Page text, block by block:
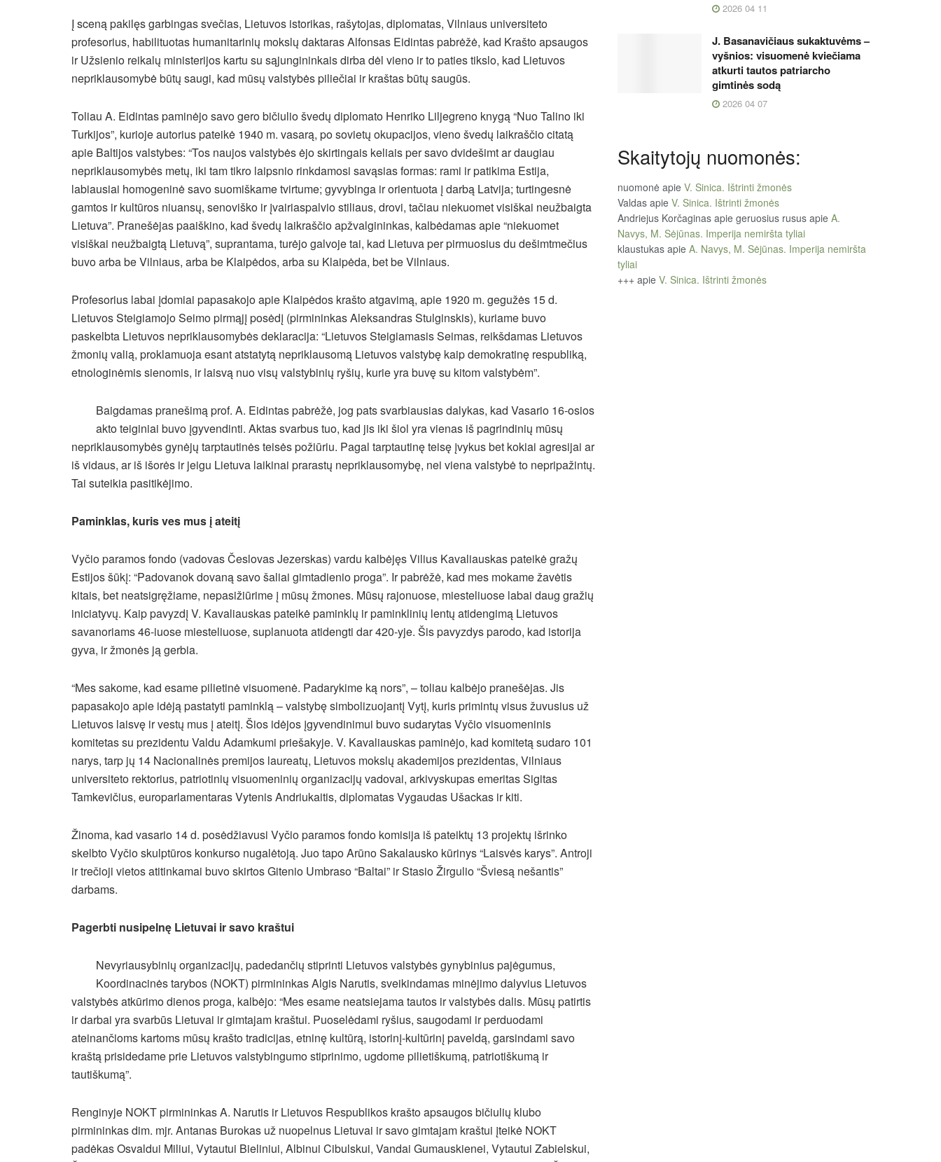
Į sceną pakilęs garbingas svečias, Lietuvos istorikas, rašytojas, diplomatas, Vilniaus universiteto
profesorius, habilituotas humanitarinių mokslų daktaras Alfonsas Eidintas pabrėžė, kad Krašto apsaugos
ir Užsienio reikalų ministerijos kartu su sąjungininkais dirba dėl vieno ir to paties tikslo, kad Lietuvos
nepriklausomybė būtų saugi, kad mūsų valstybės piliečiai ir kraštas būtų saugūs.
Toliau A. Eidintas paminėjo savo gero bičiulio švedų diplomato Henriko Liljegreno knygą “Nuo Talino iki
Turkijos”, kurioje autorius pateikė 1940 m. vasarą, po sovietų okupacijos, vieno švedų laikraščio citatą
apie Baltijos valstybes: “Tos naujos valstybės ėjo skirtingais keliais per savo dvidešimt ar daugiau
nepriklausomybės metų, iki tam tikro laipsnio rinkdamosi savąsias formas: rami ir patikima Estija,
labiausiai homogeninė savo suomiškame tvirtume; gyvybinga ir orientuota į darbą Latvija; turtingesnė
gamtos ir kultūros niuansų, senoviško ir įvairiaspalvio stiliaus, drovi, tačiau niekuomet visiškai neužbaigta
Lietuva”. Pranešėjas paaiškino, kad švedų laikraščio apžvalgininkas, kalbėdamas apie “niekuomet
visiškai neužbaigtą Lietuvą”, suprantama, turėjo galvoje tai, kad Lietuva per pirmuosius du dešimtmečius
buvo arba be Vilniaus, arba be Klaipėdos, arba su Klaipėda, bet be Vilniaus.
Profesorius labai įdomiai papasakojo apie Klaipėdos krašto atgavimą, apie 1920 m. gegužės 15 d.
Lietuvos Steigiamojo Seimo pirmąjį posėdį (pirmininkas Aleksandras Stulginskis), kuriame buvo
paskelbta Lietuvos nepriklausomybės deklaracija: “Lietuvos Steigiamasis Seimas, reikšdamas Lietuvos
žmonių valią, proklamuoja esant atstatytą nepriklausomą Lietuvos valstybę kaip demokratinę respubliką,
etnologinėmis sienomis, ir laisvą nuo visų valstybinių ryšių, kurie yra buvę su kitom valstybėm”.
Baigdamas pranešimą prof. A. Eidintas pabrėžė, jog pats svarbiausias dalykas, kad Vasario 16-osios
akto teiginiai buvo įgyvendinti. Aktas svarbus tuo, kad jis iki šiol yra vienas iš pagrindinių mūsų
nepriklausomybės gynėjų tarptautinės teisės požiūriu. Pagal tarptautinę teisę įvykus bet kokiai agresijai ar
iš vidaus, ar iš išorės ir jeigu Lietuva laikinai prarastų nepriklausomybę, nei viena valstybė to nepripažintų.
Tai suteikia pasitikėjimo.
Paminklas, kuris ves mus į ateitį
Vyčio paramos fondo (vadovas Česlovas Jezerskas) vardu kalbėjęs Vilius Kavaliauskas pateikė gražų
Estijos šūkį: “Padovanok dovaną savo šaliai gimtadienio proga”. Ir pabrėžė, kad mes mokame žavėtis
kitais, bet neatsigręžiame, nepasižiūrime į mūsų žmones. Mūsų rajonuose, miesteliuose labai daug gražių
iniciatyvų. Kaip pavyzdį V. Kavaliauskas pateikė paminklų ir paminklinių lentų atidengimą Lietuvos
savanoriams 46-iuose miesteliuose, suplanuota atidengti dar 420-yje. Šis pavyzdys parodo, kad istorija
gyva, ir žmonės ją gerbia.
“Mes sakome, kad esame pilietinė visuomenė. Padarykime ką nors”, – toliau kalbėjo pranešėjas. Jis
papasakojo apie idėją pastatyti paminklą – valstybę simbolizuojantį Vytį, kuris primintų visus žuvusius už
Lietuvos laisvę ir vestų mus į ateitį. Šios idėjos įgyvendinimui buvo sudarytas Vyčio visuomeninis
komitetas su prezidentu Valdu Adamkumi priešakyje. V. Kavaliauskas paminėjo, kad komitetą sudaro 101
narys, tarp jų 14 Nacionalinės premijos laureatų, Lietuvos mokslų akademijos prezidentas, Vilniaus
universiteto rektorius, patriotinių visuomeninių organizacijų vadovai, arkivyskupas emeritas Sigitas
Tamkevičius, europarlamentaras Vytenis Andriukaitis, diplomatas Vygaudas Ušackas ir kiti.
Žinoma, kad vasario 14 d. posėdžiavusi Vyčio paramos fondo komisija iš pateiktų 13 projektų išrinko
skelbto Vyčio skulptūros konkurso nugalėtoją. Juo tapo Arūno Sakalausko kūrinys “Laisvės karys”. Antroji
ir trečioji vietos atitinkamai buvo skirtos Gitenio Umbraso “Baltai” ir Stasio Žirgulio “Šviesą nešantis”
darbams.
Pagerbti nusipelnę Lietuvai ir savo kraštui
Nevyriausybinių organizacijų, padedančių stiprinti Lietuvos valstybės gynybinius pajėgumus,
Koordinacinės tarybos (NOKT) pirmininkas Algis Narutis, sveikindamas minėjimo dalyvius Lietuvos
valstybės atkūrimo dienos proga, kalbėjo: “Mes esame neatsiejama tautos ir valstybės dalis. Mūsų patirtis
ir darbai yra svarbūs Lietuvai ir gimtajam kraštui. Puoselėdami ryšius, saugodami ir perduodami
ateinančioms kartoms mūsų krašto tradicijas, etninę kultūrą, istorinį-kultūrinį paveldą, garsindami savo
kraštą prisidedame prie Lietuvos valstybingumo stiprinimo, ugdome pilietiškumą, patriotiškumą ir
tautiškumą”.
Renginyje NOKT pirmininkas A. Narutis ir Lietuvos Respublikos krašto apsaugos bičiulių klubo
pirmininkas dim. mjr. Antanas Burokas už nuopelnus Lietuvai ir savo gimtajam kraštui įteikė NOKT
padėkas Osvaldui Miliui, Vytautui Bieliniui, Albinui Cibulskui, Vandai Gumauskienei, Vytautui Zabielskui,
2026 04 11
J. Basanavičiaus sukaktuvėms –
vyšnios: visuomenė kviečiama
atkurti tautos patriarcho
gimtinės sodą
2026 04 07
Skaitytojų nuomonės:
nuomonė apie V. Sinica. Ištrinti žmonės
Valdas apie V. Sinica. Ištrinti žmonės
Andriejus Korčaginas apie geruosius rusus apie A.
Navys, M. Sėjūnas. Imperija nemiršta tyliai
klaustukas apie A. Navys, M. Sėjūnas. Imperija nemiršta
tyliai
+++ apie V. Sinica. Ištrinti žmonės